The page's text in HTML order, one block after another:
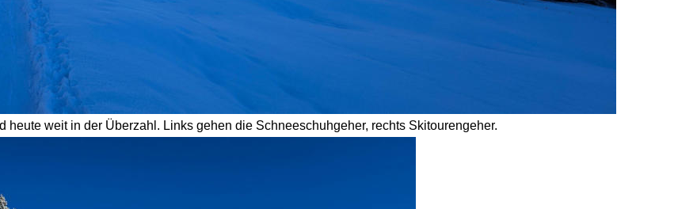
heute weit in der Überzahl. Links gehen die Schneeschuhgeher, rechts Skitourengeher.